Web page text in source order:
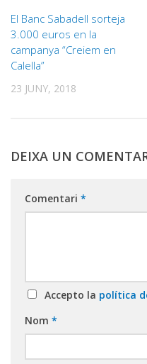
El Banc Sabadell sorteja
3.000 euros en la
campanya “Creiem en
Calella”
23 JUNY, 2018
DEIXA UN
Comentari *
Accepto la política
Nom *